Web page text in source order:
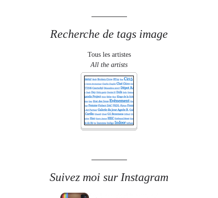
Recherche de tags image
Tous les artistes
All the artists
Suivez moi sur Instagram